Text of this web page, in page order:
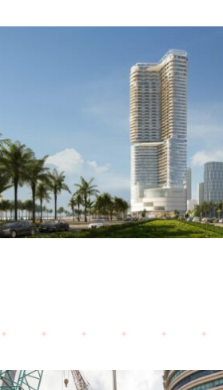
Nobu Đà Nẵng (2025)